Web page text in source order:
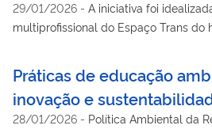
29/01/2026 - A iniciativa foi
multiprofissional do Espaço Trans do
Práticas de educação
inovação e
28/01/2026 - Política Ambiental da